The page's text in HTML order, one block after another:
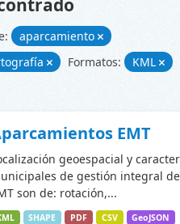
aparcamiento
Formatos: KML
EMT
geoespacial y
de gestión integral
son de: rotación,...
SHAPE PDF CSV GeoJSON